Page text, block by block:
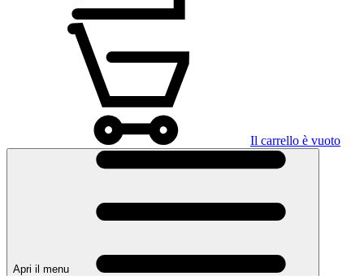
Il carrello è vuoto
Apri il menu